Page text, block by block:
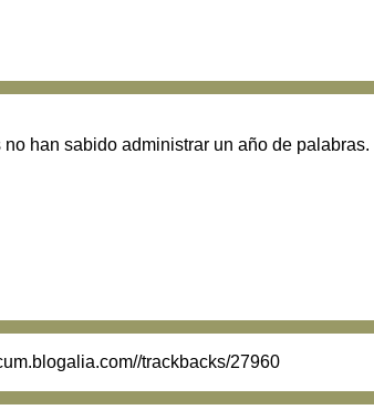
han sabido administrar un año de palabras.
trackbacks/27960